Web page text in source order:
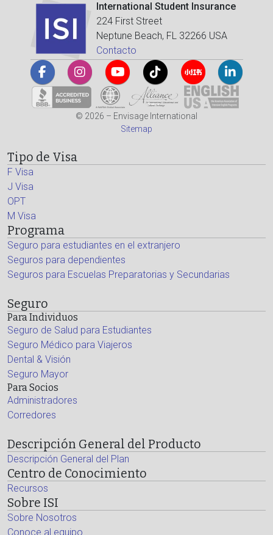
International Student Insurance
224 First Street
Neptune Beach, FL 32266 USA
Contacto
© 2026 – Envisage International
Sitemap
Tipo de Visa
F Visa
J Visa
OPT
M Visa
Programa
Seguro para estudiantes en el extranjero
Seguros para dependientes
Seguros para Escuelas Preparatorias y Secundarias
Seguro
Para Individuos
Seguro de Salud para Estudiantes
Seguro Médico para Viajeros
Dental & Visión
Seguro Mayor
Para Socios
Administradores
Corredores
Descripción General del Producto
Descripción General del Plan
Centro de Conocimiento
Recursos
Sobre ISI
Sobre Nosotros
Conoce al equipo